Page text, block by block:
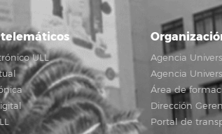
ULL
Agencia
Agencia
Área de
Dirección
Portal de